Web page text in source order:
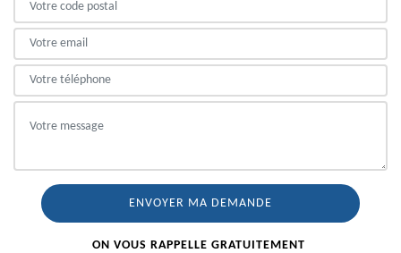
ON VOUS RAPPELLE GRATUITEMENT